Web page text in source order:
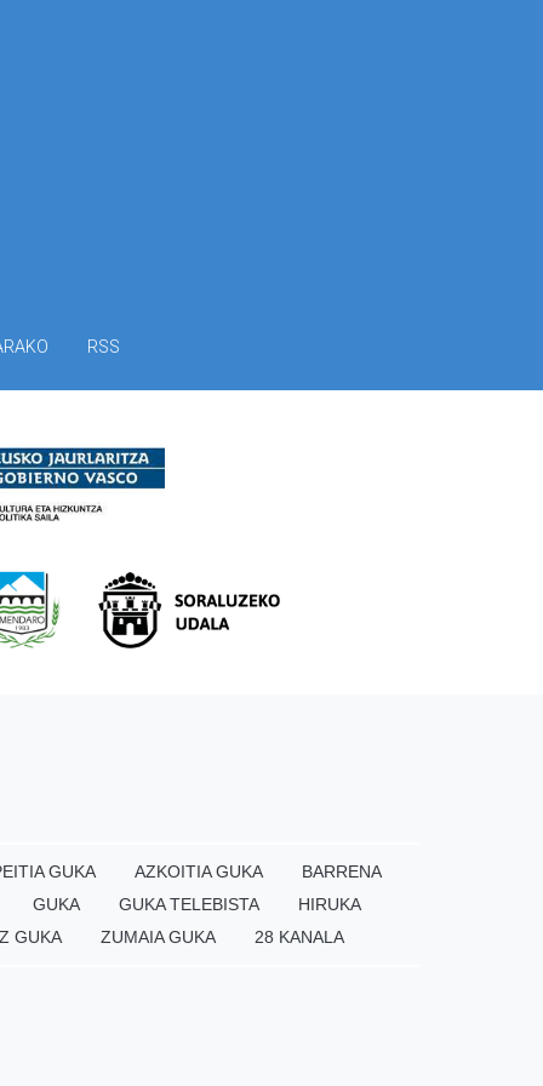
RSS
GUKA AZKOITIA GUKA
BARRENA
GUKA GUKA TELEBISTA
HIRUKA
GUKA ZUMAIA GUKA 28 KANALA